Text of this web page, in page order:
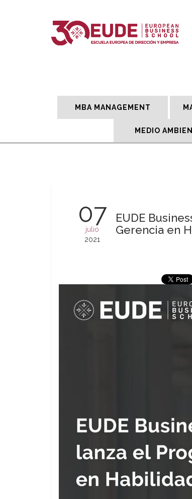
MBA MANAGEMENT
MEDIO
07
julio
2021
EUDE
Gerencia en